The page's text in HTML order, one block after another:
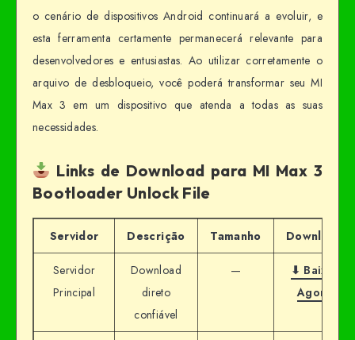
o cenário de dispositivos Android continuará a evoluir, e
esta ferramenta certamente permanecerá relevante para
desenvolvedores e entusiastas. Ao utilizar corretamente o
arquivo de desbloqueio, você poderá transformar seu MI
Max 3 em um dispositivo que atenda a todas as suas
necessidades.
Links de Download para MI Max 3
Bootloader Unlock File
Servidor Descrição Tamanho Download
Servidor
Principal
Download
direto
confiável
—
⬇ Baixar
Agora